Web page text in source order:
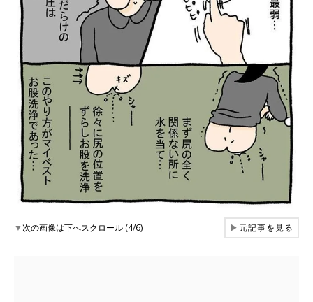
▼次の画像は下へスクロール (4/6) ▶元記事を見る